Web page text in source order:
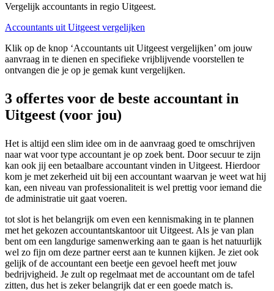
Vergelijk accountants in regio Uitgeest.
Accountants uit Uitgeest vergelijken
Klik op de knop ‘Accountants uit Uitgeest vergelijken’ om jouw
aanvraag in te dienen en specifieke vrijblijvende voorstellen te
ontvangen die je op je gemak kunt vergelijken.
3 offertes voor de beste accountant in
Uitgeest (voor jou)
Het is altijd een slim idee om in de aanvraag goed te omschrijven
naar wat voor type accountant je op zoek bent. Door secuur te zijn
kan ook jij een betaalbare accountant vinden in Uitgeest. Hierdoor
kom je met zekerheid uit bij een accountant waarvan je weet wat hij
kan, een niveau van professionaliteit is wel prettig voor iemand die
de administratie uit gaat voeren.
tot slot is het belangrijk om even een kennismaking in te plannen
met het gekozen accountantskantoor uit Uitgeest. Als je van plan
bent om een langdurige samenwerking aan te gaan is het natuurlijk
wel zo fijn om deze partner eerst aan te kunnen kijken. Je ziet ook
gelijk of de accountant een beetje een gevoel heeft met jouw
bedrijvigheid. Je zult op regelmaat met de accountant om de tafel
zitten, dus het is zeker belangrijk dat er een goede match is.